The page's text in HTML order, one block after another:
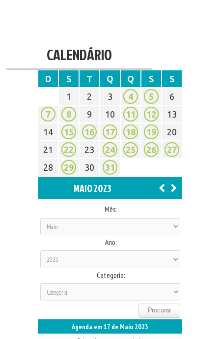
CALENDÁRIO
D S T Q Q S
S
1
2 3 4 5
6
7
8 9 10 11 12
13
14
15 16 17 18 19
20
21
22 23 24 25 26
27
28
29 30 31
MAIO 2023
Mês:
Ano:
Categoria:
Agenda em 17 de Maio 2023